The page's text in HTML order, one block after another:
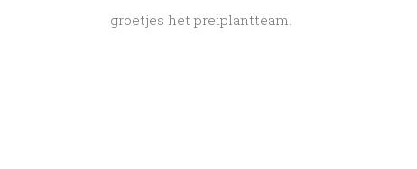
groetjes het preiplantteam.